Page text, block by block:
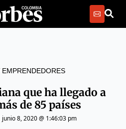
EMPRENDEDORES
que ha llegado a
de 85 países
junio 8, 2020 @ 1:46:03 pm